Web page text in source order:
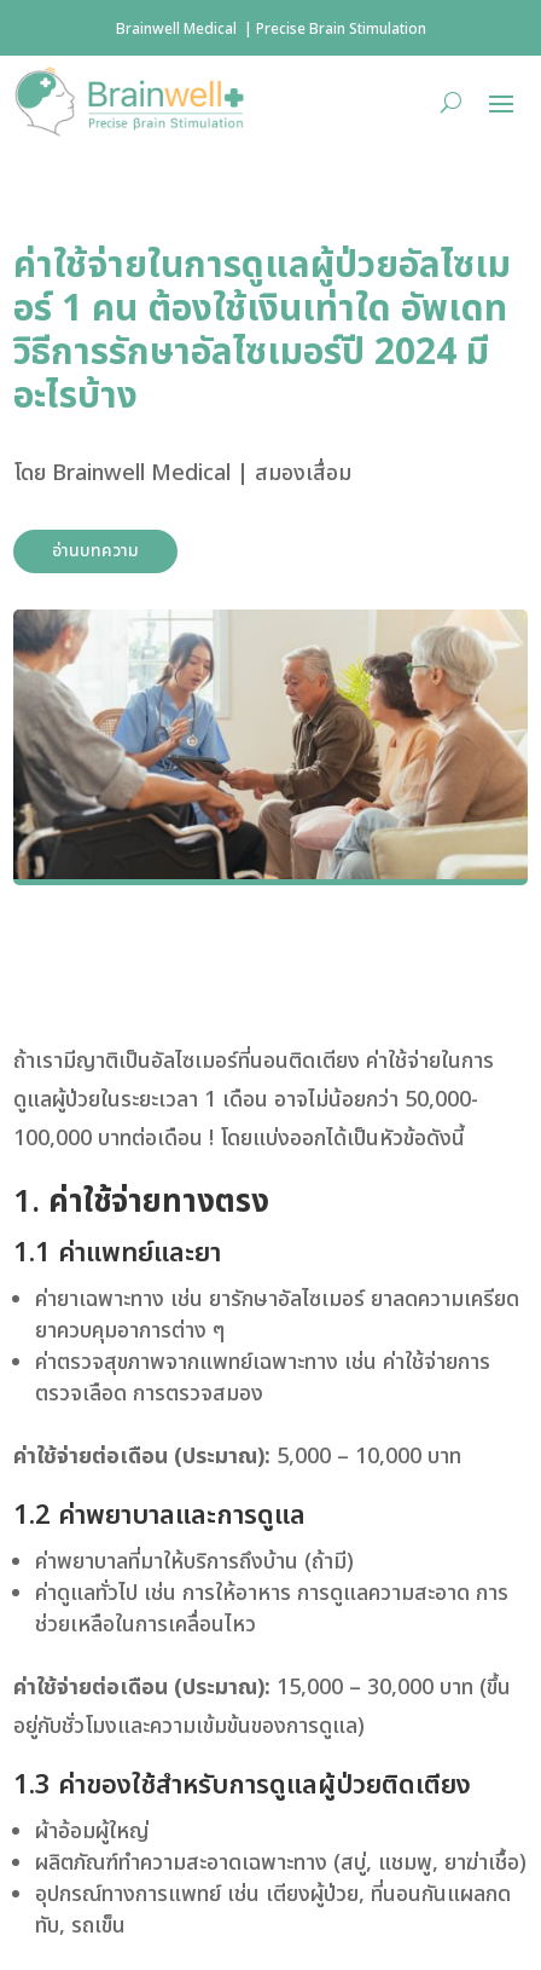
Brainwell Medical | Precise Brain Stimulation
ค่าใช้จ่ายในการดูแลผู้ป่วยอัลไซเม
อร์ 1 คน ต้องใช้เงินเท่าใด อัพเดท
วิธีการรักษาอัลไซเมอร์ปี 2024 มี
อะไรบ้าง
โดย Brainwell Medical | สมองเสื่อม
อ่านบทความ
ถ้าเรามีญาติเป็นอัลไซเมอร์ที่นอนติดเตียง ค่าใช้จ่ายในการ
ดูแลผู้ป่วยในระยะเวลา 1 เดือน อาจไม่น้อยกว่า 50,000-
100,000 บาทต่อเดือน ! โดยแบ่งออกได้เป็นหัวข้อดังนี้
1. ค่าใช้จ่ายทางตรง
1.1 ค่าแพทย์และยา
ค่ายาเฉพาะทาง เช่น ยารักษาอัลไซเมอร์ ยาลดความเครียด
ยาควบคุมอาการต่าง ๆ
ค่าตรวจสุขภาพจากแพทย์เฉพาะทาง เช่น ค่าใช้จ่ายการ
ตรวจเลือด การตรวจสมอง
ค่าใช้จ่ายต่อเดือน (ประมาณ): 5,000 – 10,000 บาท
1.2 ค่าพยาบาลและการดูแล
ค่าพยาบาลที่มาให้บริการถึงบ้าน (ถ้ามี)
ค่าดูแลทั่วไป เช่น การให้อาหาร การดูแลความสะอาด การ
ช่วยเหลือในการเคลื่อนไหว
ค่าใช้จ่ายต่อเดือน (ประมาณ): 15,000 – 30,000 บาท (ขึ้น
อยู่กับชั่วโมงและความเข้มข้นของการดูแล)
1.3 ค่าของใช้สำหรับการดูแลผู้ป่วยติดเตียง
ผ้าอ้อมผู้ใหญ่
ผลิตภัณฑ์ทำความสะอาดเฉพาะทาง (สบู่, แชมพู, ยาฆ่าเชื้อ)
อุปกรณ์ทางการแพทย์ เช่น เตียงผู้ป่วย, ที่นอนกันแผลกด
ทับ, รถเข็น